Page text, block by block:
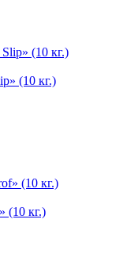
(10 кг.)
(10 кг.)